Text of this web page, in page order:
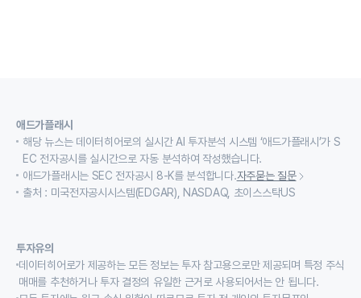
애드가플래시
해당 뉴스는 데이터히어로의 실시간 AI 투자분석 시스템 ‘애드가플래시’가 S
EC 전자공시를 실시간으로 자동 분석하여 작성했습니다.
애드가플래시는 SEC 전자공시 8-K를 분석합니다.자주묻는 질문
출처 : 미국전자공시시스템(EDGAR), NASDAQ, 초이스스탁US
투자유의
데이터히어로가 제공하는 모든 정보는 투자 참고용으로만 제공되며 특정 주식
매매를 추천하거나 투자 결정의 유일한 근거로 사용되어서는 안 됩니다.